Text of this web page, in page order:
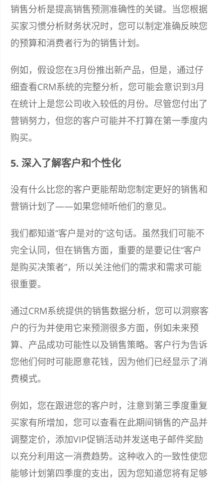
销售分析是提高销售预测准确性的关键。当您根据
买家习惯分析财务状况时，您可以制定准确反映您
的预算和消费者行为的销售计划。
例如，假设您在3月份推出新产品，但是，通过仔
细查看CRM系统的完整分析，您可能会意识到3月
在统计上是您公司收入较低的月份。尽管您付出了
营销努力，但您的客户可能并不打算在第一季度内
购买。
5. 深入了解客户和个性化
没有什么比您的客户更能帮助您制定更好的销售和
营销计划了——如果您倾听他们的意见。
我们都知道“客户是对的”这句话。虽然我们可能不
完全认同，但在销售方面，重要的是要记住“客户
是购买决策者”，所以关注他们的需求和需求可能
很重要。
通过CRM系统提供的销售数据分析，您可以洞察客
户的行为并使用它来预测很多方面，例如未来预
算、产品成功可能性以及销售策略。客户行为告诉
您他们何时可能愿意花钱，因为他们已经显示了消
费模式。
例如，您在跟进您的客户时，注意到第三季度重复
买家有所增加，您可以查看在此期间销售的产品并
调整定价，添加VIP促销活动并发送电子邮件奖励
以充分利用这一消费趋势。这种收入的一致性使您
能够计划第四季度的支出，因为您知道您将有足够